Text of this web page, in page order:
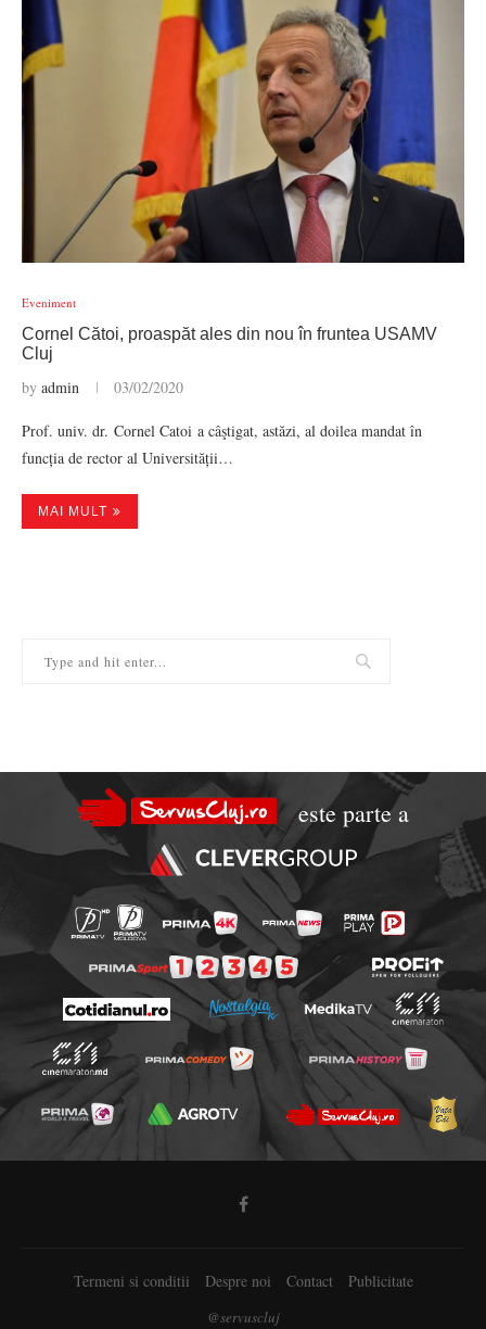
Eveniment
Cornel Cătoi, proaspăt ales din nou în fruntea USAMV
Cluj
by admin 03/02/2020
Prof. univ. dr. Cornel Catoi a câştigat, astăzi, al doilea mandat în
funcția de rector al Universității…
MAI MULT
este parte a
Termeni si conditii Despre noi Contact Publicitate
@servuscluj